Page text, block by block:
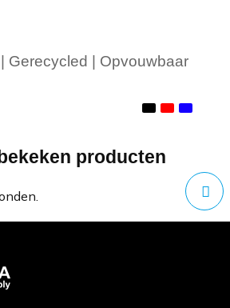
Gerecycled | Opvouwbaar
1
producten